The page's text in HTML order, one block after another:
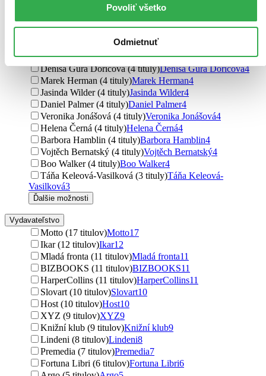
Povoliť všetko
Odmietnuť
Pat Fitzpatrick (5 titulov)Pat Fitzpatrick
Ivan Štúr (4 tituly)Ivan Štúr4
Zdeněk Miler (4 tituly)Zdeněk Miler
Vlasta Javořická (4 tituly)Vlasta Javořická4
Denisa Gura Doričová (4 tituly)Denisa Gura Doričová4
Marek Herman (4 tituly)Marek Herman4
Jasinda Wilder (4 tituly)Jasinda Wilder4
Daniel Palmer (4 tituly)Daniel Palmer4
Veronika Jonášová (4 tituly)Veronika Jonášová4
Helena Černá (4 tituly)Helena Černá4
Barbora Hamblin (4 tituly)Barbora Hamblin4
Vojtěch Bernatský (4 tituly)Vojtěch Bernatský4
Boo Walker (4 tituly)Boo Walker4
Táňa Keleová-Vasilková (3 tituly)Táňa Keleová-
Vasilková3
Ďalšie možnosti
Vydavateľstvo
Motto (17 titulov)Motto17
Ikar (12 titulov)Ikar12
Mladá fronta (11 titulov)Mladá fronta11
BIZBOOKS (11 titulov)BIZBOOKS11
HarperCollins (11 titulov)HarperCollins11
Slovart (10 titulov)Slovart10
Host (10 titulov)Host10
XYZ (9 titulov)XYZ9
Knižní klub (9 titulov)Knižní klub9
Lindeni (8 titulov)Lindeni8
Premedia (7 titulov)Premedia7
Fortuna Libri (6 titulov)Fortuna Libri6